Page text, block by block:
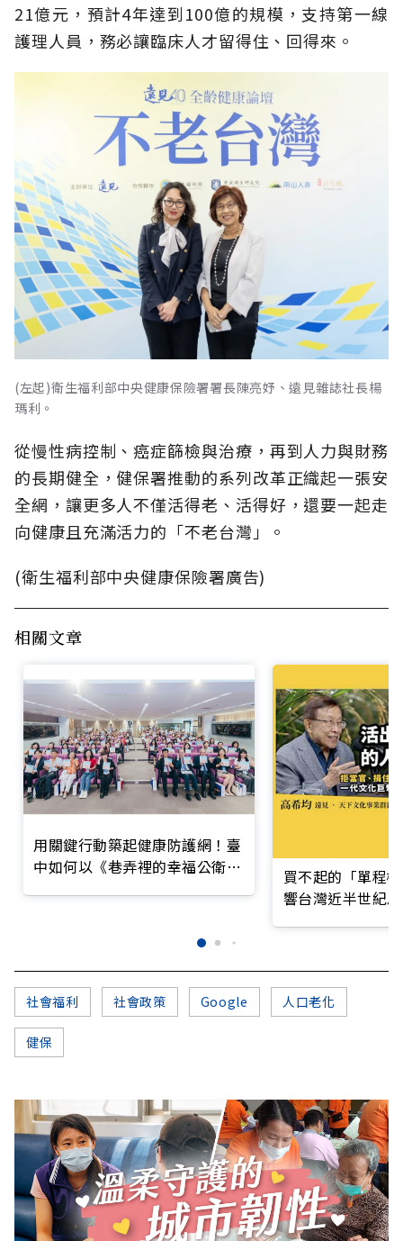
21億元，預計4年達到100億的規模，支持第一線
護理人員，務必讓臨床人才留得住、回得來。
(左起)衛生福利部中央健康保險署署長陳亮妤、遠見雜誌社長楊
瑪利。
從慢性病控制、癌症篩檢與治療，再到人力與財務
的長期健全，健保署推動的系列改革正織起一張安
全網，讓更多人不僅活得老、活得好，還要一起走
向健康且充滿活力的「不老台灣」。
(衛生福利部中央健康保險署廣告)
相關文章
用關鍵行動築起健康防護網！臺
中如何以《巷弄裡的幸福公衛》
買不起的「單程
響台灣近半世紀
社會福利 社會政策 Google 人口老化
健保